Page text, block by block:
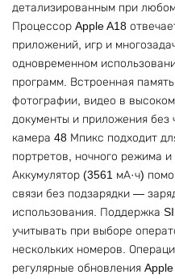
детализированным при
Процессор Apple A18
приложений, игр и
одновременном
программ. Встроенная
фотографии, видео в
документы и приложения без
камера 48 Мпикс подходит
портретов, ночного режима
Аккумулятор (3561 мА·ч)
связи без подзарядки —
использования. Поддержка
учитывать при выборе
нескольких номеров.
регулярные обновления